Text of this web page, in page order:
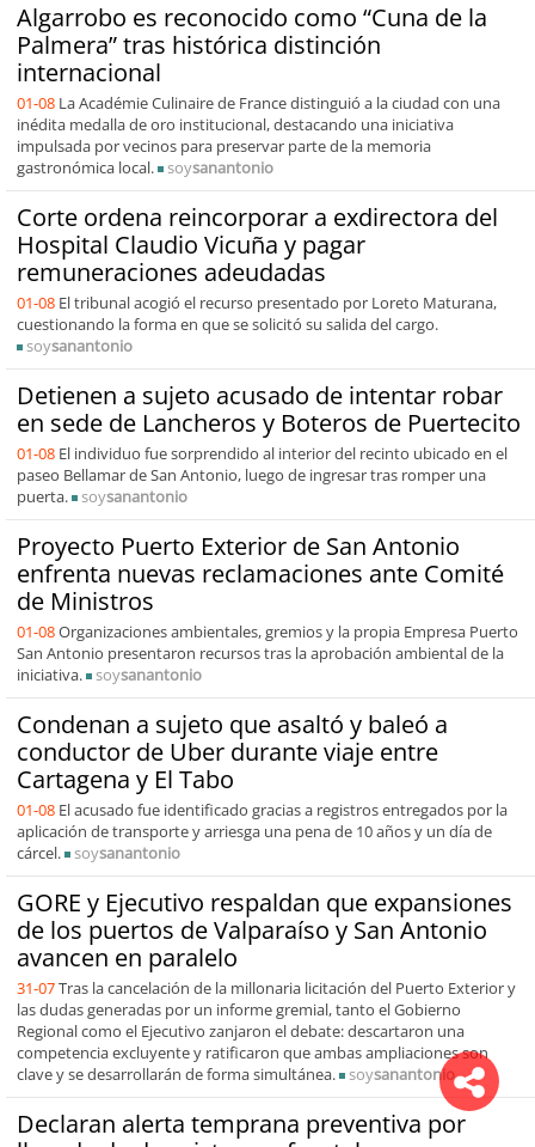
Algarrobo es reconocido como “Cuna de la
Palmera” tras histórica distinción
internacional
01-08 La Académie Culinaire de France distinguió a la ciudad con una
inédita medalla de oro institucional, destacando una iniciativa
impulsada por vecinos para preservar parte de la memoria
gastronómica local.
soysanantonio
Corte ordena reincorporar a exdirectora del
Hospital Claudio Vicuña y pagar
remuneraciones adeudadas
01-08 El tribunal acogió el recurso presentado por Loreto Maturana,
cuestionando la forma en que se solicitó su salida del cargo.
soysanantonio
Detienen a sujeto acusado de intentar robar
en sede de Lancheros y Boteros de Puertecito
01-08 El individuo fue sorprendido al interior del recinto ubicado en el
paseo Bellamar de San Antonio, luego de ingresar tras romper una
puerta.
soysanantonio
Proyecto Puerto Exterior de San Antonio
enfrenta nuevas reclamaciones ante Comité
de Ministros
01-08Organizaciones ambientales, gremios y la propia Empresa Puerto
San Antonio presentaron recursos tras la aprobación ambiental de la
iniciativa.
soysanantonio
Condenan a sujeto que asaltó y baleó a
conductor de Uber durante viaje entre
Cartagena y El Tabo
01-08 El acusado fue identificado gracias a registros entregados por la
aplicación de transporte y arriesga una pena de 10 años y un día de
cárcel.
soysanantonio
GORE y Ejecutivo respaldan que expansiones
de los puertos de Valparaíso y San Antonio
avancen en paralelo
31-07Tras la cancelación de la millonaria licitación del Puerto Exterior y
las dudas generadas por un informe gremial, tanto el Gobierno
Regional como el Ejecutivo zanjaron el debate: descartaron una
competencia excluyente y ratificaron que ambas ampliaciones son
clave y se desarrollarán de forma simultánea.
soysanantonio
Declaran alerta temprana preventiva por